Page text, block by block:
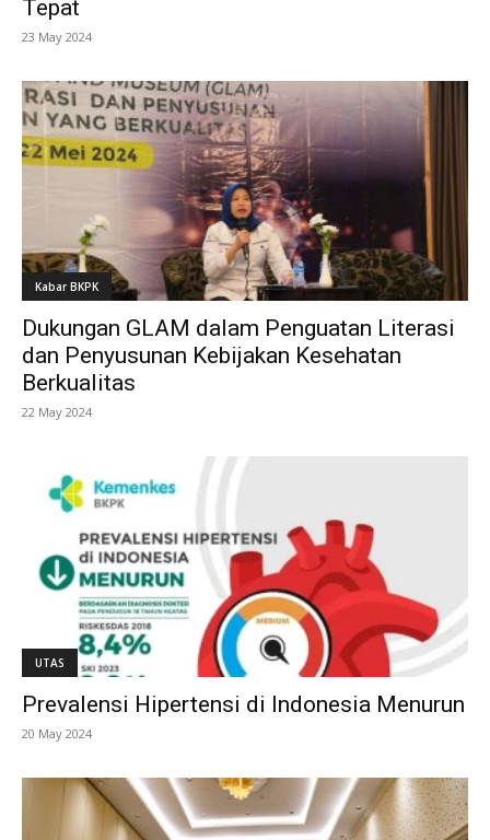
Tepat
23 May 2024
Kabar BKPK
Dukungan GLAM dalam Penguatan Literasi
dan Penyusunan Kebijakan Kesehatan
Berkualitas
22 May 2024
UTAS
Prevalensi Hipertensi di Indonesia Menurun
20 May 2024